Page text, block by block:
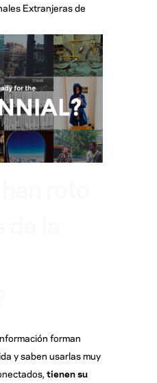
Extranjeras de
forman
y saben usarlas muy
tienen su